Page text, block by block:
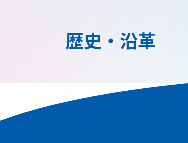
歴史・沿革